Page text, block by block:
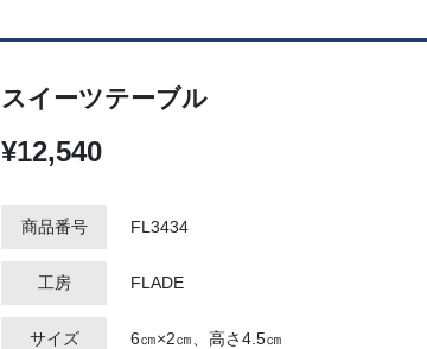
スイーツテーブル
¥12,540
商品番号 FL3434
工房 FLADE
サイズ 6㎝×2㎝、高さ4.5㎝